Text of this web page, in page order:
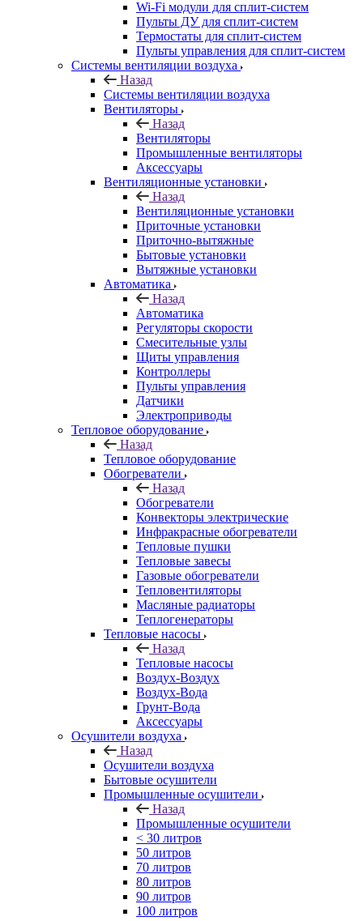
Wi-Fi модули для сплит-систем
Пульты ДУ для сплит-систем
Термостаты для сплит-систем
Пульты управления для сплит-систем
Системы вентиляции воздуха
Назад
Системы вентиляции воздуха
Вентиляторы
Назад
Вентиляторы
Промышленные вентиляторы
Аксессуары
Вентиляционные установки
Назад
Вентиляционные установки
Приточные установки
Приточно-вытяжные
Бытовые установки
Вытяжные установки
Автоматика
Назад
Автоматика
Регуляторы скорости
Смесительные узлы
Щиты управления
Контроллеры
Пульты управления
Датчики
Электроприводы
Тепловое оборудование
Назад
Тепловое оборудование
Обогреватели
Назад
Обогреватели
Конвекторы электрические
Инфракрасные обогреватели
Тепловые пушки
Тепловые завесы
Газовые обогреватели
Тепловентиляторы
Масляные радиаторы
Теплогенераторы
Тепловые насосы
Назад
Тепловые насосы
Воздух-Воздух
Воздух-Вода
Грунт-Вода
Аксессуары
Осушители воздуха
Назад
Осушители воздуха
Бытовые осушители
Промышленные осушители
Назад
Промышленные осушители
< 30 литров
50 литров
70 литров
80 литров
90 литров
100 литров